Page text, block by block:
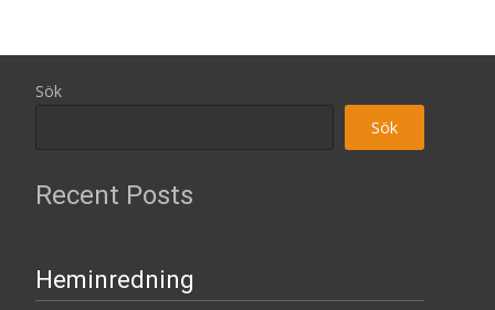
Sök
Sök
Recent Posts
Heminredning